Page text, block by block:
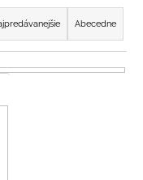
Abecedne